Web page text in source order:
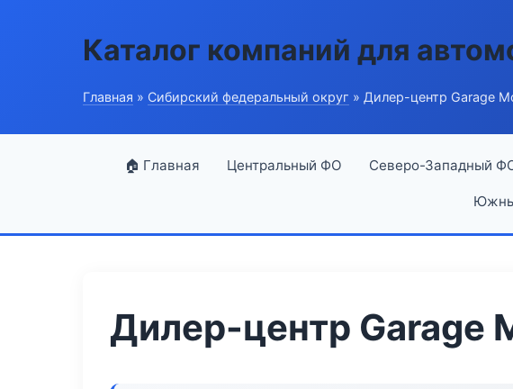
Каталог компаний для
Главная » Сибирский федеральный округ » Дилер-центр Garage
🏠 Главная Центральный ФО Северо-Западный
Дилер-центр Garage